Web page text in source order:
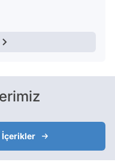
İçerikler